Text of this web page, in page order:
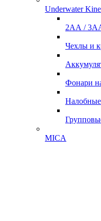
Underwater
2АА /
Чехлы и
Фонари
MICA